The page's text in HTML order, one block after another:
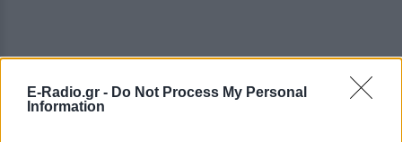
E-Radio.gr - Do Not Process My Personal
Information
ΔΕΙΤΕ ΕΠΙΣΗΣ